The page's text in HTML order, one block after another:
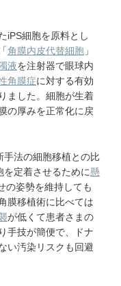
iPS細胞を原料とし
角膜内皮代替細胞」
液を注射器で眼球内
角膜症に対する有効
ました。細胞が生着
の厚みを正常化に戻
手法の細胞移植との比
定着させるために懸
の姿勢を維持しても
膜移植術に比べては
が低くて患者さまの
手技が簡便で、ドナ
い汚染リスクも回避